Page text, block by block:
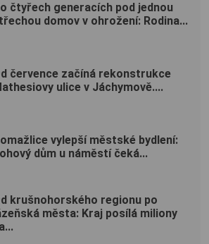
čtyřech generacích pod jednou
domov v ohrožení: Rodina...
července začíná rekonstrukce
ulice v Jáchymově....
vylepší městské bydlení:
dům u náměstí čeká...
krušnohorského regionu po
města: Kraj posílá miliony